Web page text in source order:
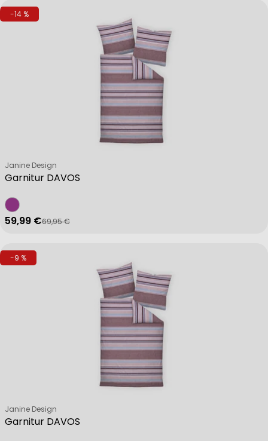
-14 %
Garnitur DAVOS
Verkäufer:
Janine Design
Verkaufspreis
59,99 €
Regulärer Preis
69,95 €
-9 %
Garnitur DAVOS
Verkäufer:
Janine Design